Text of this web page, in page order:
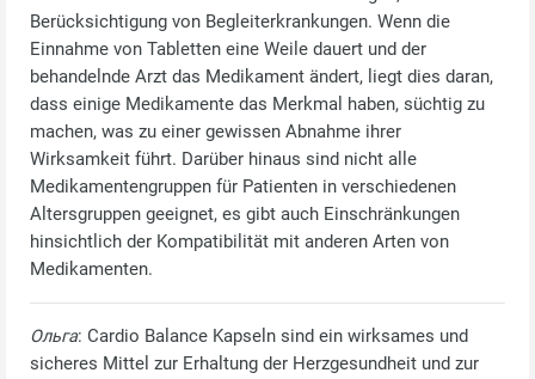
Berücksichtigung von Begleiterkrankungen. Wenn die
Einnahme von Tabletten eine Weile dauert und der
behandelnde Arzt das Medikament ändert, liegt dies daran,
dass einige Medikamente das Merkmal haben, süchtig zu
machen, was zu einer gewissen Abnahme ihrer
Wirksamkeit führt. Darüber hinaus sind nicht alle
Medikamentengruppen für Patienten in verschiedenen
Altersgruppen geeignet, es gibt auch Einschränkungen
hinsichtlich der Kompatibilität mit anderen Arten von
Medikamenten.
Ольга: Cardio Balance Kapseln sind ein wirksames und
sicheres Mittel zur Erhaltung der Herzgesundheit und zur